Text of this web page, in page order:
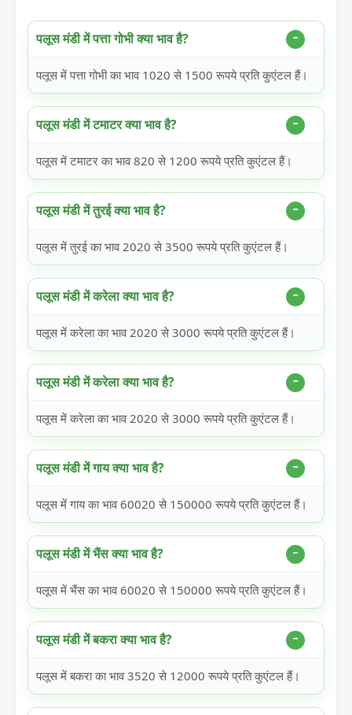
पलूस मंडी में पत्ता गोभी क्या भाव है?
पलूस में पत्ता गोभी का भाव 1020 से 1500 रूपये प्रति कुएंटल हैं।
पलूस मंडी में टमाटर क्या भाव है?
पलूस में टमाटर का भाव 820 से 1200 रूपये प्रति कुएंटल हैं।
पलूस मंडी में तुरई क्या भाव है?
पलूस में तुरई का भाव 2020 से 3500 रूपये प्रति कुएंटल हैं।
पलूस मंडी में करेला क्या भाव है?
पलूस में करेला का भाव 2020 से 3000 रूपये प्रति कुएंटल हैं।
पलूस मंडी में करेला क्या भाव है?
पलूस में करेला का भाव 2020 से 3000 रूपये प्रति कुएंटल हैं।
पलूस मंडी में गाय क्या भाव है?
पलूस में गाय का भाव 60020 से 150000 रूपये प्रति कुएंटल हैं।
पलूस मंडी में भैंस क्या भाव है?
पलूस में भैंस का भाव 60020 से 150000 रूपये प्रति कुएंटल हैं।
पलूस मंडी में बकरा क्या भाव है?
पलूस में बकरा का भाव 3520 से 12000 रूपये प्रति कुएंटल हैं।